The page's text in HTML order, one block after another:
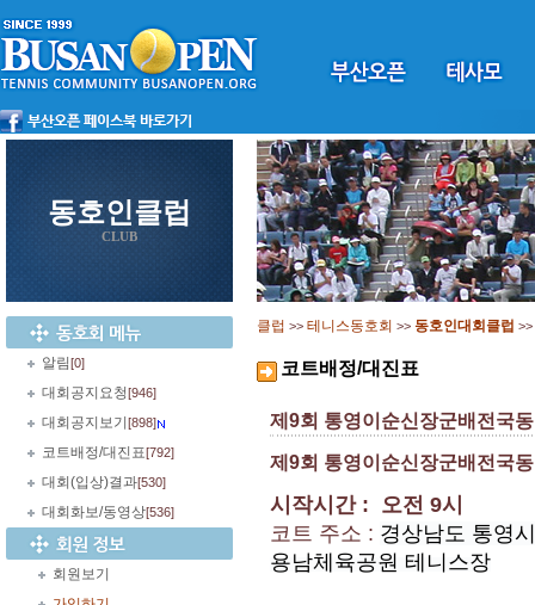
동호인클럽
CLUB
알림[0]
대회공지요청[946]
대회공지보기 [898]
코트배정/대진표[792]
대회(입상)결과[530]
대회화보/동영상[536]
회원보기
클럽 >> 테니스동호회 >> 동호인대회클럽 >>
코트배정/대진표
제9회 통영이순신장군배전국
제9회 통영이순신장군배전국
시작시간 : 오전 9시
코트 주소 : 경상남도 통영
용남체육공원 테니스장